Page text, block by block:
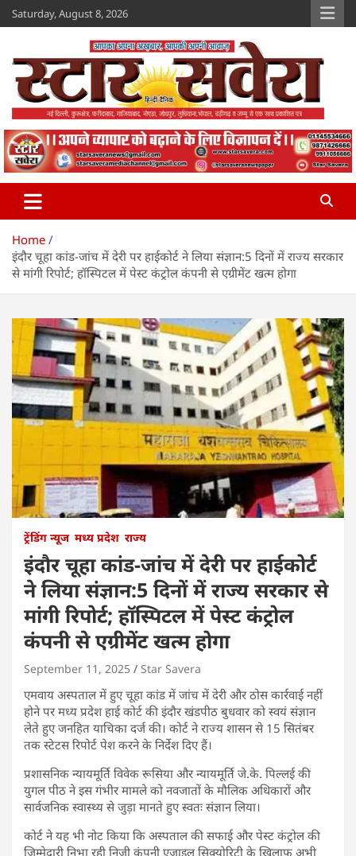
Skip
to
Saturday, August 8, 2026
Star Savera
www.starsavera.com
Home
इंदौर चूहा कांड-जांच में देरी पर हाईकोर्ट ने लिया संज्ञान:5 दिनों में राज्य सरकार
से मांगी रिपोर्ट; हॉस्पिटल में पेस्ट कंट्रोल कंपनी से एग्रीमेंट खत्म होगा
ट्रेंडिंग न्यूज मध्य प्रदेश राज्य
इंदौर चूहा कांड-जांच में देरी पर हाईकोर्ट
ने लिया संज्ञान:5 दिनों में राज्य सरकार से
मांगी रिपोर्ट; हॉस्पिटल में पेस्ट कंट्रोल
कंपनी से एग्रीमेंट खत्म होगा
September 11, 2025 Star Savera
एमवाय अस्पताल में हुए चूहा कांड में जांच में देरी और ठोस कार्रवाई नहीं
होने पर मध्य प्रदेश हाई कोर्ट की इंदौर खंडपीठ बुधवार को स्वयं संज्ञान
लेते हुए जनहित याचिका दर्ज की। कोर्ट ने राज्य शासन से 15 सितंबर
तक स्टेटस रिपोर्ट पेश करने के निर्देश दिए हैं।
प्रशासनिक न्यायमूर्ति विवेक रूसिया और न्यायमूर्ति जे.के. पिल्लई की
युगल पीठ ने इस गंभीर मामले को नवजातों के मौलिक अधिकारों और
सार्वजनिक स्वास्थ्य से जुड़ा मानते हुए स्वतः संज्ञान लिया।
कोर्ट ने यह भी नोट किया कि अस्पताल की सफाई और पेस्ट कंट्रोल की
जिम्मेदारी निभा रही निजी कंपनी एजाइल सिक्योरिटी के खिलाफ अभी